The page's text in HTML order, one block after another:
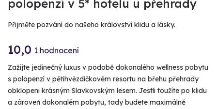
polopenzí v 5* hotelu u přehrady
Přijměte pozvání do našeho království klidu a lásky.
10,0 1 hodnocení
Zažijte jedinečný luxus v podobě dokonalého wellness pobytu
s polopenzí v pětihvězdičkovém resortu na břehu přehrady
obklopeni krásným Slavkovským lesem. Jestli toužíte po klidu
a zároveň dokonalém pobytu, tady budete maximálně